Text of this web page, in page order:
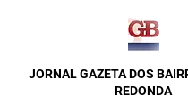
JORNAL GAZETA DOS
REDONDA